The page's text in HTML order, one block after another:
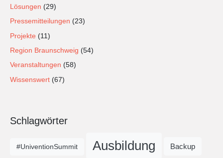
Lösungen (29)
Pressemitteilungen (23)
Projekte (11)
Region Braunschweig (54)
Veranstaltungen (58)
Wissenswert (67)
Schlagwörter
#UniventionSummit Ausbildung Backup